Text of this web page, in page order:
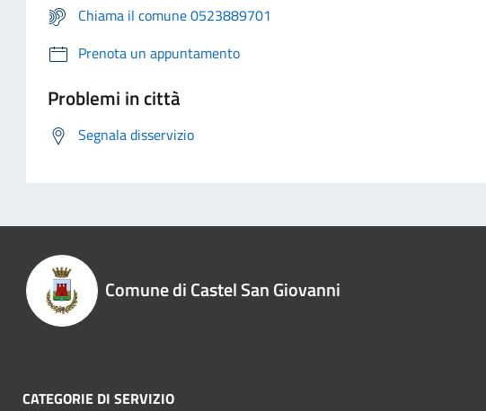
Chiama il comune 0523889701
Prenota un appuntamento
Problemi in città
Segnala disservizio
Comune di Castel San Giovanni
CATEGORIE DI SERVIZIO